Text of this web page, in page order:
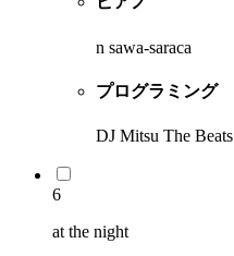
n sawa-saraca
プログラミング
DJ Mitsu The Beats
6
at the night